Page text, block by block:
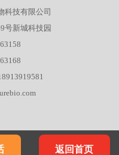
科技有限公司
号新城科技园
返回首页